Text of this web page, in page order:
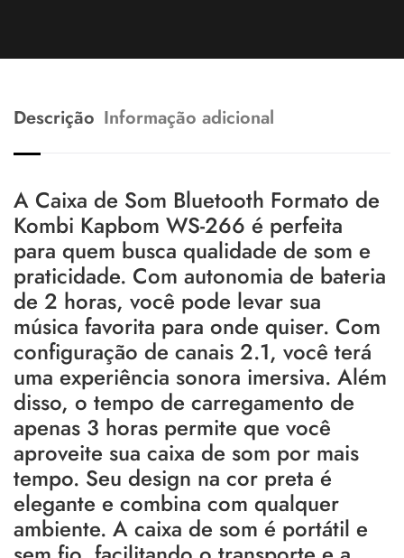
Descrição Informação adicional
A Caixa de Som Bluetooth Formato de
Kombi Kapbom WS-266 é perfeita
para quem busca qualidade de som e
praticidade. Com autonomia de bateria
de 2 horas, você pode levar sua
música favorita para onde quiser. Com
configuração de canais 2.1, você terá
uma experiência sonora imersiva. Além
disso, o tempo de carregamento de
apenas 3 horas permite que você
aproveite sua caixa de som por mais
tempo. Seu design na cor preta é
elegante e combina com qualquer
ambiente. A caixa de som é portátil e